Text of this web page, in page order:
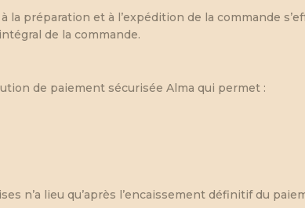
préparation et à l’expédition de la commande
de la commande.
de paiement sécurisée Alma qui permet :
n’a lieu qu’après l’encaissement définitif du